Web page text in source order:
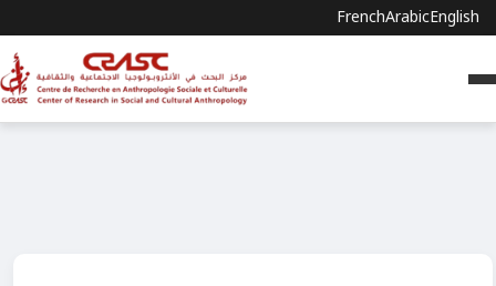
FrenchArabicEnglish